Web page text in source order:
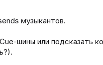
музыкантов.
или подсказать